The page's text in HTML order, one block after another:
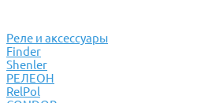
Реле и аксессуары
Finder
Shenler
РЕЛЕОН
RelPol